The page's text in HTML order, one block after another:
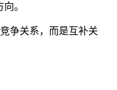
。
争关系，而是互补关